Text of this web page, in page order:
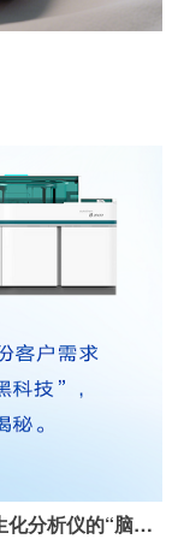
【AutoChem B2000揭秘系列】全自动生化分析仪的“脑部”剖析